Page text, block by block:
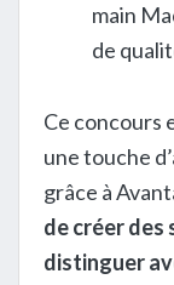
main
de
Ce concours
une touche
grâce à
de créer des
distinguer